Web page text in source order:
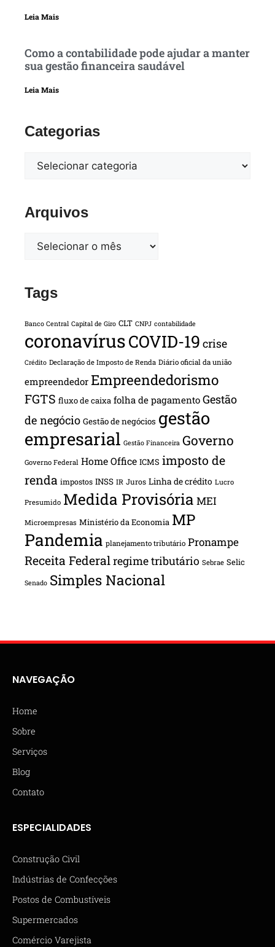
Leia Mais
Como a contabilidade pode ajudar a manter
sua gestão financeira saudável
Leia Mais
Categorias
Arquivos
Tags
Banco Central Capital de Giro CLT CNPJ contabilidade
coronavírusCOVID-19 crise
Crédito Declaração de Imposto de Renda Diário oficial da união
empreendedor Empreendedorismo
FGTS fluxo de caixa folha de pagamento Gestão
de negócio Gestão de negócios gestão
empresarial Gestão Financeira Governo
Governo Federal Home Office ICMS imposto de
renda impostos INSS IR Juros Linha de crédito Lucro
Presumido Medida Provisória MEI
Microempresas Ministério da Economia MP
Pandemia planejamento tributário Pronampe
Receita Federalregime tributário Sebrae Selic
Senado Simples Nacional
NAVEGAÇÃO
Home
Sobre
Serviços
Blog
Contato
ESPECIALIDADES
Construção Civil
Indústrias de Confecções
Postos de Combustíveis
Supermercados
Comércio Varejista